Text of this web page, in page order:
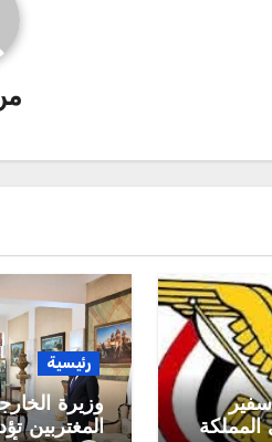
المملكة
رئيسية
وزيرة
المغتربين